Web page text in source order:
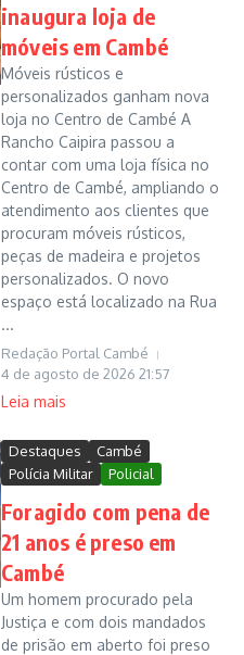
inaugura loja de
móveis em Cambé
Móveis rústicos e
personalizados ganham nova
loja no Centro de Cambé A
Rancho Caipira passou a
contar com uma loja física no
Centro de Cambé, ampliando o
atendimento aos clientes que
procuram móveis rústicos,
peças de madeira e projetos
personalizados. O novo
espaço está localizado na Rua
...
Redação Portal Cambé
4 de agosto de 2026 21:57
Leia mais
Destaques
Cambé
Polícia Militar
Policial
Foragido com pena de
21 anos é preso em
Cambé
Um homem procurado pela
Justiça e com dois mandados
de prisão em aberto foi preso